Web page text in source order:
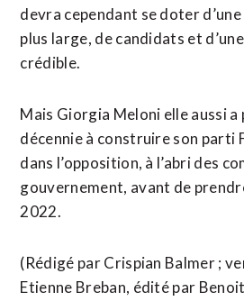
devra cependant se doter
plus large, de candidats et
crédible.
Mais Giorgia Meloni elle aussi a
décennie à construire son ​parti
dans l’opposition, à l’abri des
gouvernement, avant de
2022.
(Rédigé par ​Crispian Balmer ;
Etienne Breban, édité par